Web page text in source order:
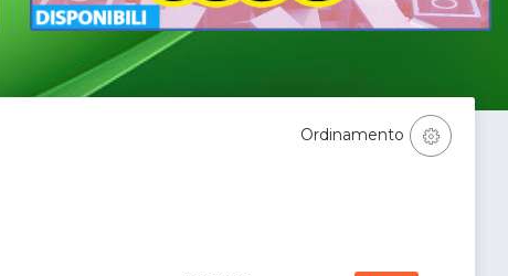
Ordinamento